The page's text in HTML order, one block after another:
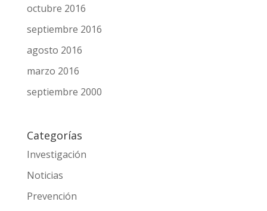
noviembre 2016
octubre 2016
septiembre 2016
agosto 2016
marzo 2016
Categorías
Investigación
Noticias